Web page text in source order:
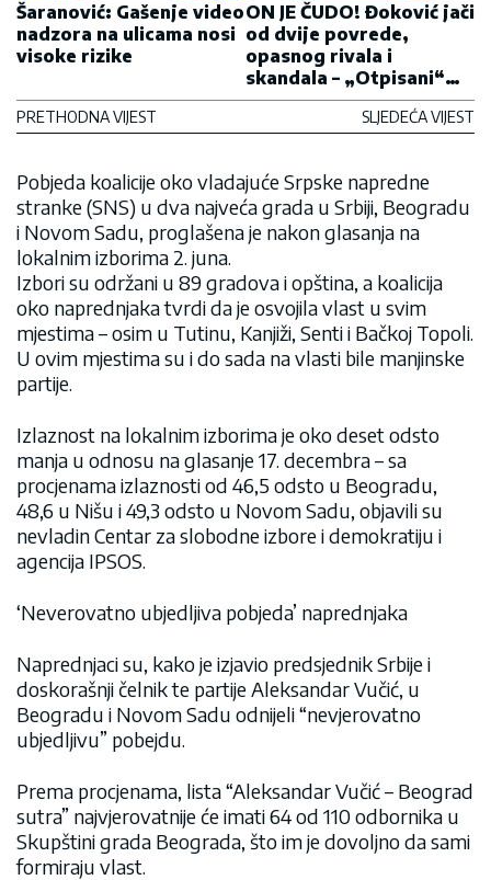
Šaranović: Gašenje video
nadzora na ulicama nosi
visoke rizike
PRETHODNA VIJEST
ON JE ČUDO! Đoković jači
od dvije povrede,
opasnog rivala i
skandala – „Otpisani“
Novak je u četvrtfinalu
Rolan Garosa!SLJEDEĆA VIJEST
Pobjeda koalicije oko vladajuće Srpske napredne
stranke (SNS) u dva najveća grada u Srbiji, Beogradu
i Novom Sadu, proglašena je nakon glasanja na
lokalnim izborima 2. juna.
Izbori su održani u 89 gradova i opština, a koalicija
oko naprednjaka tvrdi da je osvojila vlast u svim
mjestima – osim u Tutinu, Kanjiži, Senti i Bačkoj Topoli.
U ovim mjestima su i do sada na vlasti bile manjinske
partije.
Izlaznost na lokalnim izborima je oko deset odsto
manja u odnosu na glasanje 17. decembra – sa
procjenama izlaznosti od 46,5 odsto u Beogradu,
48,6 u Nišu i 49,3 odsto u Novom Sadu, objavili su
nevladin Centar za slobodne izbore i demokratiju i
agencija IPSOS.
‘Neverovatno ubjedljiva pobjeda’ naprednjaka
Naprednjaci su, kako je izjavio predsjednik Srbije i
doskorašnji čelnik te partije Aleksandar Vučić, u
Beogradu i Novom Sadu odnijeli “nevjerovatno
ubjedljivu” pobejdu.
Prema procjenama, lista “Aleksandar Vučić – Beograd
sutra” najvjerovatnije će imati 64 od 110 odbornika u
Skupštini grada Beograda, što im je dovoljno da sami
formiraju vlast.